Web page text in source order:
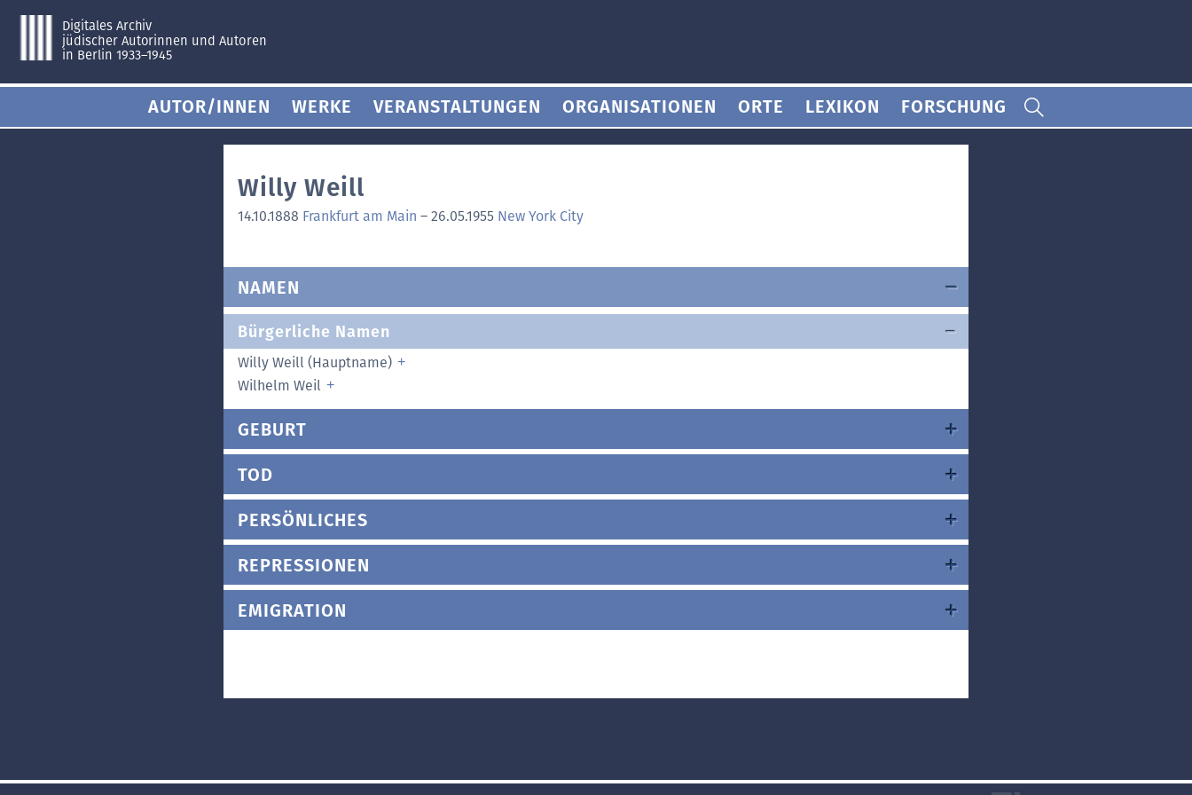
Digitales Archiv
jüdischer Autorinnen und Autoren
in Berlin 1933–1945
AUTOR/INNEN WERKE VERANSTALTUNGEN ORGANISATIONEN ORTE LEXIKON FORSCHUNG
Willy Weill
14.10.1888 Frankfurt am Main – 26.05.1955 New York City
NAMEN
Bürgerliche Namen
Willy Weill (Hauptname)
Wilhelm Weil
GEBURT
TOD
PERSÖNLICHES
REPRESSIONEN
EMIGRATION